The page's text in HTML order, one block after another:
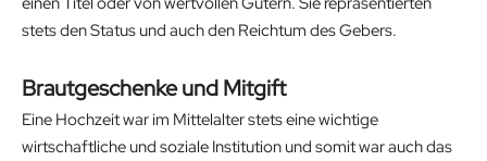
stets den Status und auch den Reichtum des Gebers.
Brautgeschenke und Mitgift
Eine Hochzeit war im Mittelalter stets eine wichtige
wirtschaftliche und soziale Institution und somit war auch das